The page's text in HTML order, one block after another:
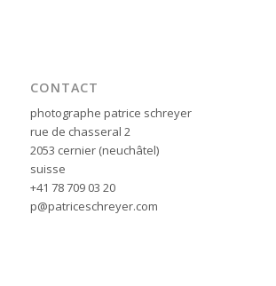
CONTACT
photographe patrice schreyer
rue de chasseral 2
2053 cernier (neuchâtel)
suisse
+41 78 709 03 20
p@patriceschreyer.com